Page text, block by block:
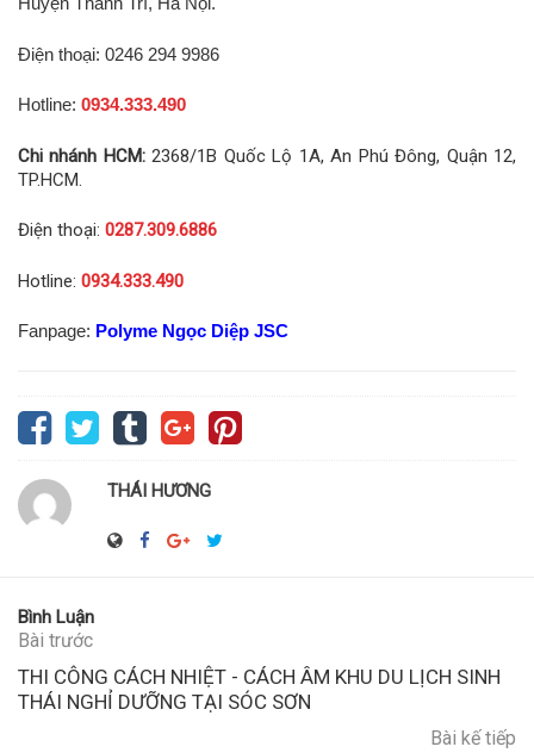
Điện thoại: 0246 294 9986
Hotline: 0934.333.490
Chi nhánh HCM:2368/1B Quốc Lộ 1A, An Phú Đông, Quận 12,
TP.HCM.
Điện thoại: 0287.309.6886
Hotline: 0934.333.490
Fanpage: Polyme Ngọc Diệp JSC
THÁI HƯƠNG
Bình Luận
Bài trước
THI CÔNG CÁCH NHIỆT - CÁCH ÂM KHU DU LỊCH SINH
THÁI NGHỈ DƯỠNG TẠI SÓC SƠN
Bài kế tiếp